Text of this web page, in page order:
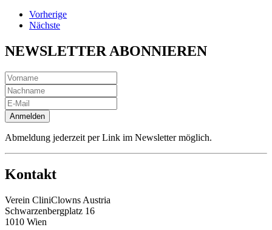
Vorherige
Nächste
NEWSLETTER ABONNIEREN
Anmelden
Abmeldung jederzeit per Link im Newsletter möglich.
Kontakt
Verein CliniClowns Austria
Schwarzenbergplatz 16
1010 Wien